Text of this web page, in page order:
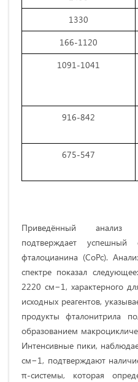
1330
166-1120
1091-1041
916-842
675-547
Приведённый анализ
подтверждает успешный
фталоцианина (CoPc).
спектре показал
2220 см−1, характерного
исходных реагентов,
продукты фталонитрила
образованием
Интенсивные пики,
см−1, подтверждают
π-системы, которая